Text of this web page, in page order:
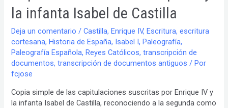
la infanta Isabel de Castilla
Deja un comentario /Castilla,Enrique IV,Escritura,escritura
cortesana,Historia de España, Isabel I,Paleografía,
Paleografía Española,Reyes Católicos,transcripción de
documentos,transcripción de documentos antiguos / Por
fcjose
Copia simple de las capitulaciones suscritas por Enrique IV y
la infanta Isabel de Castilla, reconociendo a la segunda como